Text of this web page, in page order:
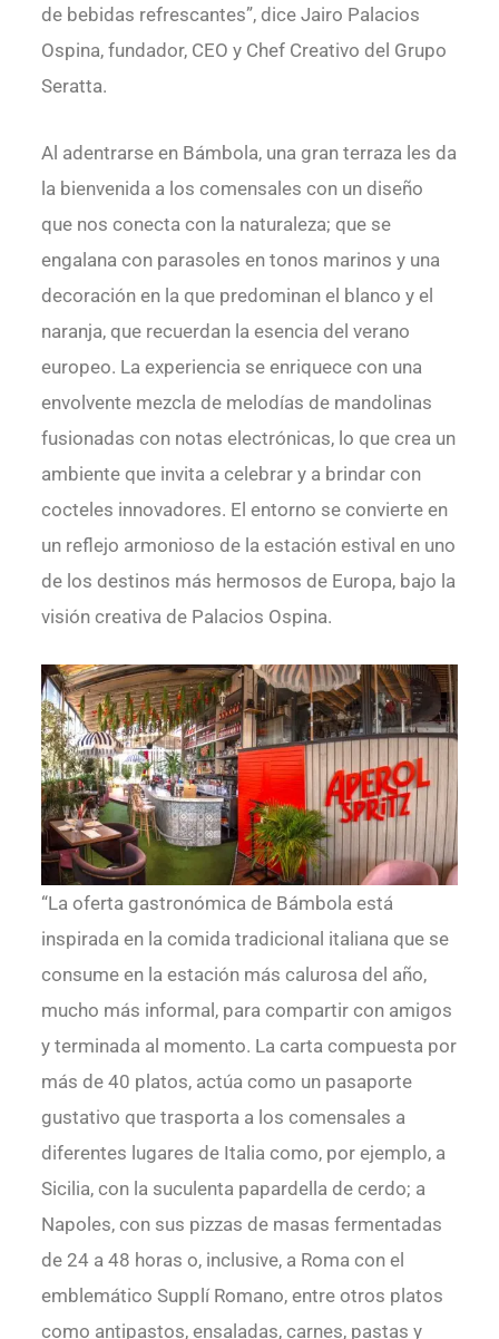
de bebidas refrescantes”, dice Jairo Palacios
Ospina, fundador, CEO y Chef Creativo del Grupo
Seratta.
Al adentrarse en Bámbola, una gran terraza les da
la bienvenida a los comensales con un diseño
que nos conecta con la naturaleza; que se
engalana con parasoles en tonos marinos y una
decoración en la que predominan el blanco y el
naranja, que recuerdan la esencia del verano
europeo. La experiencia se enriquece con una
envolvente mezcla de melodías de mandolinas
fusionadas con notas electrónicas, lo que crea un
ambiente que invita a celebrar y a brindar con
cocteles innovadores. El entorno se convierte en
un reflejo armonioso de la estación estival en uno
de los destinos más hermosos de Europa, bajo la
visión creativa de Palacios Ospina.
“La oferta gastronómica de Bámbola está
inspirada en la comida tradicional italiana que se
consume en la estación más calurosa del año,
mucho más informal, para compartir con amigos
y terminada al momento. La carta compuesta por
más de 40 platos, actúa como un pasaporte
gustativo que trasporta a los comensales a
diferentes lugares de Italia como, por ejemplo, a
Sicilia, con la suculenta papardella de cerdo; a
Napoles, con sus pizzas de masas fermentadas
de 24 a 48 horas o, inclusive, a Roma con el
emblemático Supplí Romano, entre otros platos
como antipastos, ensaladas, carnes, pastas y